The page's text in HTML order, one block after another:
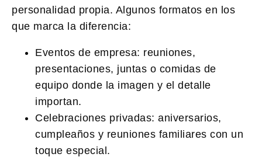
personalidad propia. Algunos formatos en los
que marca la diferencia:
Eventos de empresa: reuniones,
presentaciones, juntas o comidas de
equipo donde la imagen y el detalle
importan.
Celebraciones privadas: aniversarios,
cumpleaños y reuniones familiares con un
toque especial.